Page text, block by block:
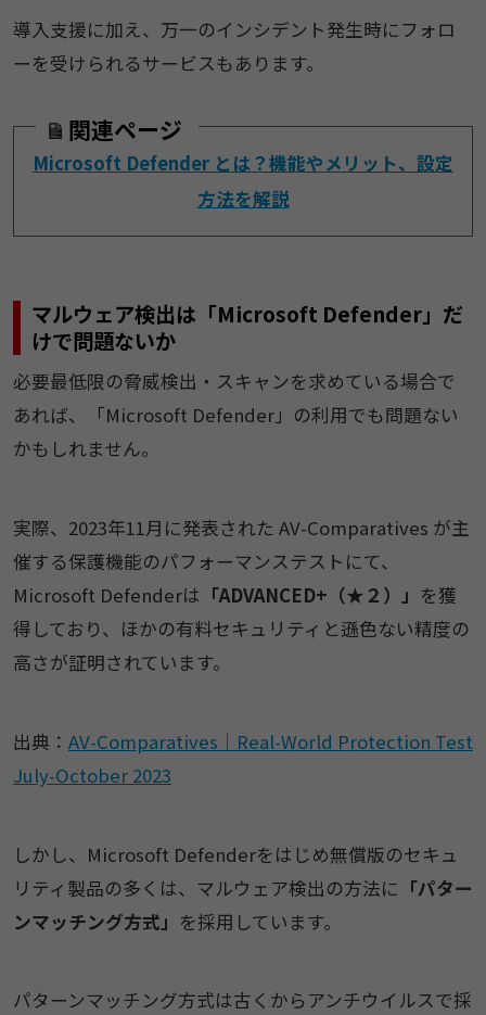
導入支援に加え、万一のインシデント発生時にフォロ
ーを受けられるサービスもあります。
関連ページ
Microsoft Defender とは？機能やメリット、設定
方法を解説
マルウェア検出は「Microsoft Defender」だ
けで問題ないか
必要最低限の脅威検出・スキャンを求めている場合で
あれば、「Microsoft Defender」の利用でも問題ない
かもしれません。
実際、2023年11月に発表された AV-Comparatives が主
催する保護機能のパフォーマンステストにて、
Microsoft Defenderは 「ADVANCED+（★２）」 を獲
得しており、ほかの有料セキュリティと遜色ない精度の
高さが証明されています。
出典： AV-Comparatives｜Real-World Protection Test
July-October 2023
しかし、Microsoft Defenderをはじめ無償版のセキュ
リティ製品の多くは、マルウェア検出の方法に 「パター
ンマッチング方式」 を採用しています。
パターンマッチング方式は古くからアンチウイルスで採